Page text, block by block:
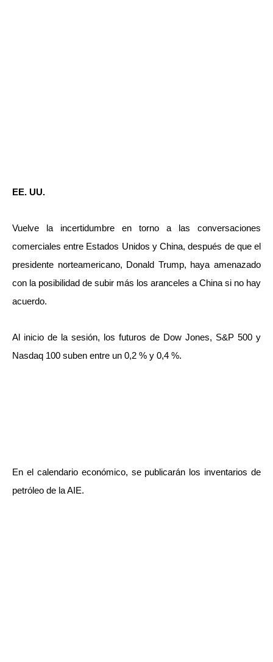
EE. UU.
Vuelve la incertidumbre en torno a las conversaciones
comerciales entre Estados Unidos y China, después de que el
presidente norteamericano, Donald Trump, haya amenazado
con la posibilidad de subir más los aranceles a China si no hay
acuerdo.
Al inicio de la sesión, los futuros de Dow Jones, S&P 500 y
Nasdaq 100 suben entre un 0,2 % y 0,4 %.
En el calendario económico, se publicarán los inventarios de
petróleo de la AIE.